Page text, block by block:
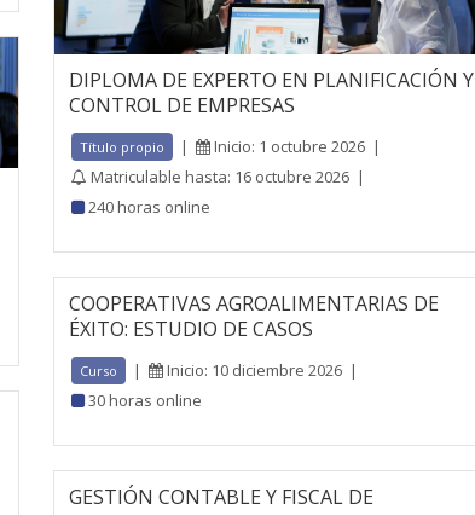
DIPLOMA DE EXPERTO EN PLANIFICACIÓN Y
CONTROL DE EMPRESAS
Título propio | Inicio: 1 octubre 2026 |
Matriculable hasta: 16 octubre 2026 |
240 horas online
COOPERATIVAS AGROALIMENTARIAS DE
ÉXITO: ESTUDIO DE CASOS
Curso | Inicio: 10 diciembre 2026 |
30 horas online
GESTIÓN CONTABLE Y FISCAL DE